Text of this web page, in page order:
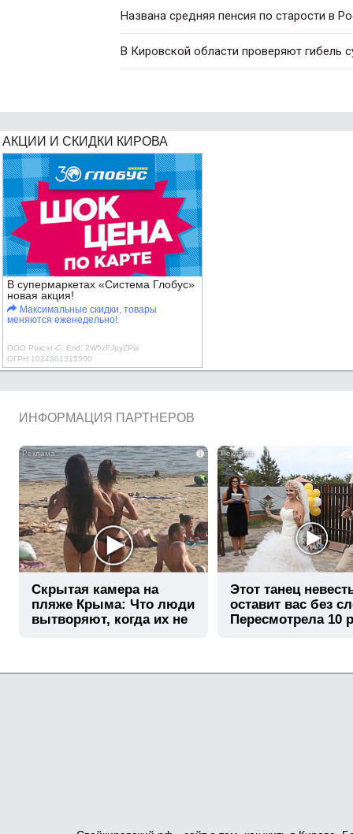
Названа средняя пенсия по старости в
В Кировской области проверяют гибель
АКЦИИ И СКИДКИ КИРОВА
В супермаркетах «Система Глобус»
новая акция!
Максимальные скидки, товары
меняются еженедельно!
ООО Роксэт-С, Erid: 2W5zFJpyZPw
ОГРН 1024301315500
ИНФОРМАЦИЯ ПАРТНЕРОВ
i
Скрытая камера на
пляже Крыма: Что люди
вытворяют, когда их не
Этот танец
оставит вас без
Пересмотрела 10